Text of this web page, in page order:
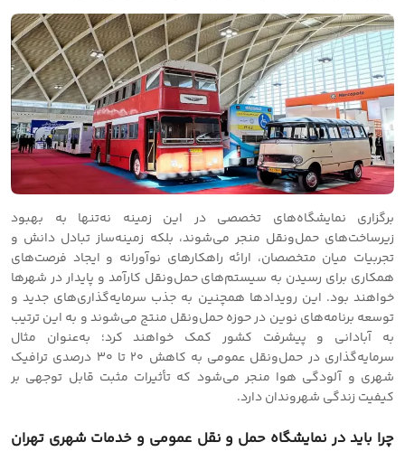
برگزاری نمایشگاه‌های تخصصی در این زمینه نه‌تنها به بهبود
زیرساخت‌های حمل‌ونقل منجر می‌شوند، بلکه زمینه‌ساز تبادل دانش و
تجربیات میان متخصصان، ارائه راهکارهای نوآورانه و ایجاد فرصت‌های
همکاری برای رسیدن به سیستم‌های حمل‌ونقل کارآمد و پایدار در شهرها
خواهند بود. این رویدادها همچنین به جذب سرمایه‌گذاری‌های جدید و
توسعه برنامه‌های نوین در حوزه حمل‌ونقل منتج می‌شوند و به این ترتیب
به آبادانی و پیشرفت کشور کمک خواهند کرد؛ به‌عنوان مثال
سرمایه‌گذاری در حمل‌ونقل عمومی به کاهش 20 تا 30 درصدی ترافیک
شهری و آلودگی هوا منجر می‌شود که تأثیرات مثبت قابل توجهی بر
کیفیت زندگی شهروندان دارد.
چرا باید در نمایشگاه حمل و نقل عمومی و خدمات شهری تهران